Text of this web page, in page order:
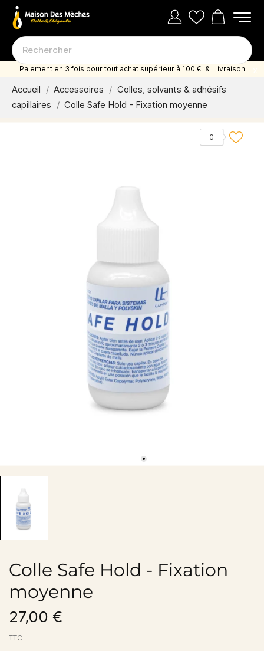
Paiement en 3 fois pour tout achat supérieur à 100 € & Livraison
offerte dès 35 euro d'achat
Accueil Accessoires
Colles, solvants & adhésifs
capillaires
Colle Safe Hold - Fixation moyenne
0
Colle Safe Hold - Fixation
moyenne
27,00 €
TTC